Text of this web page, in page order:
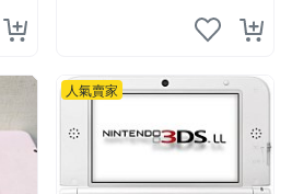
人氣賣家